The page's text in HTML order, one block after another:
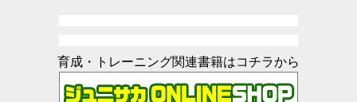
育成・トレーニング関連書籍はコチラから